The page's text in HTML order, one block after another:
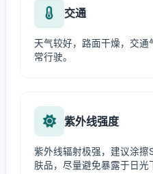
交通
天气较好，路面干燥，交
常行驶。
紫外线强度
紫外线辐射极强，建议涂擦
肤品，尽量避免暴露于日光